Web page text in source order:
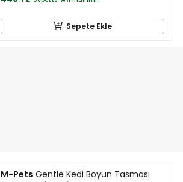
Sepete Ekle
M-Pets Gentle Kedi Boyun Tasması